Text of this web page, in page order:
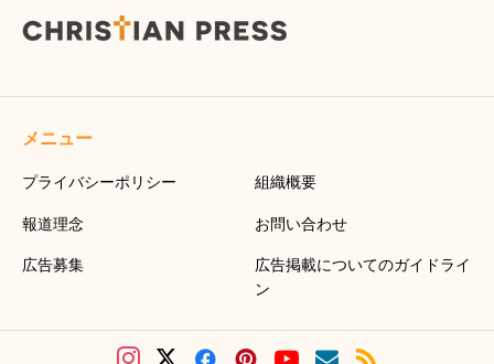
メニュー
プライバシーポリシー 組織概要
報道理念 お問い合わせ
広告募集
広告掲載についてのガイドライ
ン